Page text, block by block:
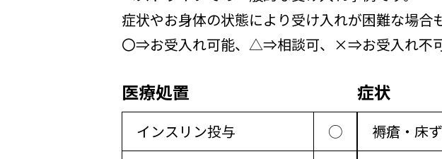
症状やお身体の状態により受け入れが困難な場合
〇⇒お受入れ可能、△⇒相談可、×⇒お受入れ不
医療処置
インスリン投与
◯
症状
褥瘡・床